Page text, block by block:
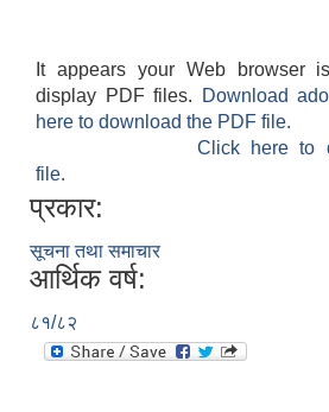
It appears your Web browser
display PDF files.
Download
here to download the PDF file.
Click here to
file.
प्रकार:
सूचना तथा समाचार
आर्थिक वर्ष:
८१/८२